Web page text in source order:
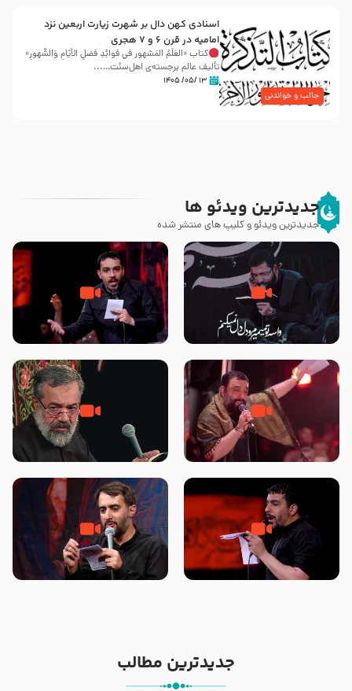
جالب و خواندنی
اسنادی کهن دال بر شهرت زیارت اربعین نزد
امامیه در قرن ۶ و ۷ هجری
کتاب «العَلَمُ المَشهور في فَوائِدِ فَضلِ الأيّامِ وَالشُّهورِ»
تألیف عالم برجسته‌ی اهل‌سنّت…...
۱۳ /۰۵/ ۱۴۰۵
جدیدترین ویدئو ها
جدیدترین ویدئو و کلیپ های منتشر شده
مصداق کربلا – حاج حسین سیب
سرخی
شور ، حسینا! به‌ حق زهرا «أُنْظُرْ
إِلَینا» – عزاداری شب هفتم ماه
جانا جانا ابی عبدالله – کربلایی جواد
مقدم – شب هشتم محرم 1448 –
مادر منم مثل تو خمیدم – حاج
محمود کریمی – شهادت حضرت
هیئت رایة العباس علیه السلام
تک ، عبّاس، صاحب دل‌هاست –
حاج حنیف طاهری – عزاداری شب
من غلام نوکراتم من عاشق کربلاتم
– شور زمینه – شب هفتم – محرم
جدیدترین مطالب